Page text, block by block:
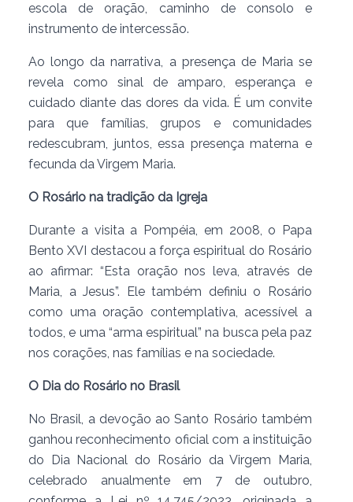
escola de oração, caminho de consolo e
instrumento de intercessão.
Ao longo da narrativa, a presença de Maria se
revela como sinal de amparo, esperança e
cuidado diante das dores da vida. É um convite
para que famílias, grupos e comunidades
redescubram, juntos, essa presença materna e
fecunda da Virgem Maria.
O Rosário na tradição da Igreja
Durante a visita a Pompéia, em 2008, o Papa
Bento XVI destacou a força espiritual do Rosário
ao afirmar: “Esta oração nos leva, através de
Maria, a Jesus”. Ele também definiu o Rosário
como uma oração contemplativa, acessível a
todos, e uma “arma espiritual” na busca pela paz
nos corações, nas famílias e na sociedade.
O Dia do Rosário no Brasil
No Brasil, a devoção ao Santo Rosário também
ganhou reconhecimento oficial com a instituição
do Dia Nacional do Rosário da Virgem Maria,
celebrado anualmente em 7 de outubro,